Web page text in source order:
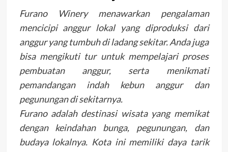
Furano Winery menawarkan pengalaman
mencicipi anggur lokal yang diproduksi dari
anggur yang tumbuh di ladang sekitar. Anda juga
bisa mengikuti tur untuk mempelajari proses
pembuatan anggur, serta menikmati
pemandangan indah kebun anggur dan
pegunungan di sekitarnya.
Furano adalah destinasi wisata yang memikat
dengan keindahan bunga, pegunungan, dan
budaya lokalnya. Kota ini memiliki daya tarik